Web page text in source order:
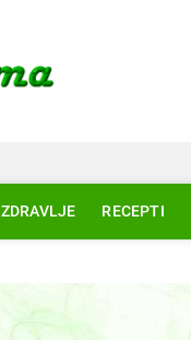
ZDRAVLJE RECEPTI